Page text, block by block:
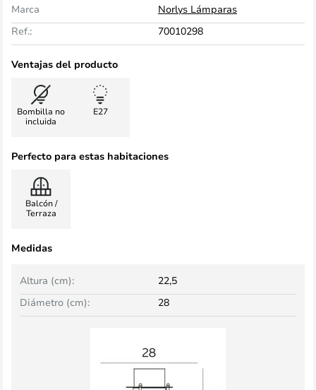
Marca
Norlys Lámparas
Ref.:
70010298
Ventajas del producto
Bombilla no
incluida
E27
Perfecto para estas habitaciones
Balcón /
Terraza
Medidas
Altura (cm):
22,5
Diámetro (cm):
28